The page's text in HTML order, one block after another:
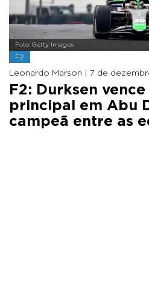
Foto: Getty Images
F2
Leonardo Marson | 7 de
F2: Durksen
principal em Abu
campeã entre as